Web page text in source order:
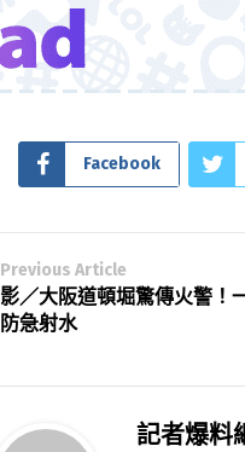
Facebook
Previous Article
影／大阪道頓堀驚傳火警！
防急射水
記者爆料